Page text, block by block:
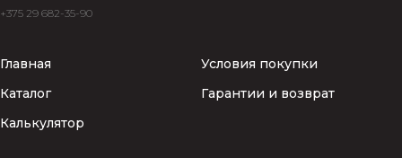
+375 29 682-35-90
Главная
Каталог
Калькулятор
Условия покупки
Гарантии и возврат